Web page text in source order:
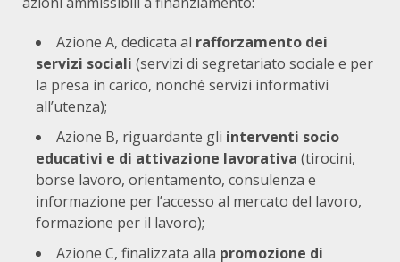
Azione A, dedicata al rafforzamento dei
servizi sociali (servizi di segretariato sociale e per
la presa in carico, nonché servizi informativi
all’utenza);
Azione B, riguardante gli interventi socio
educativi e di attivazione lavorativa (tirocini,
borse lavoro, orientamento, consulenza e
informazione per l’accesso al mercato del lavoro,
formazione per il lavoro);
Azione C, finalizzata alla promozione di